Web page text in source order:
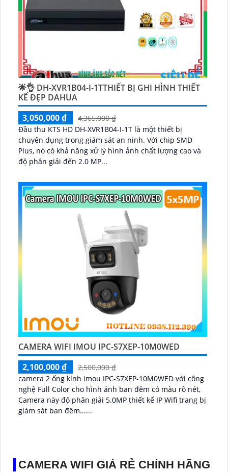
🌟👌 DH-XVR1B04-I-1TTHIẾT BỊ GHI HÌNH THIẾT
KẾ ĐẸP DAHUA
3,050,000 ₫
4,365,000 ₫
Đầu thu KTS HD DH-XVR1B04-I-1T là một thiết bị
chuyên dụng trong giám sát an ninh. Với chip SMD
Plus, nó có khả năng xử lý hình ảnh chất lượng cao và
độ phân giải đến 2.0 MP...
CAMERA WIFI IMOU IPC-S7XEP-10M0WED
2,100,000 ₫
2,500,000 ₫
camera 2 ống kính imou IPC-S7XEP-10M0WED với công
nghệ Full Color cho hình ảnh ban đêm có màu rõ nét,
Camera này độ phân giải 5.0MP thiết kế IP Wifi trang bị
giám sát ban đêm......
CAMERA WIFI GIÁ RẺ CHÍNH HÃNG